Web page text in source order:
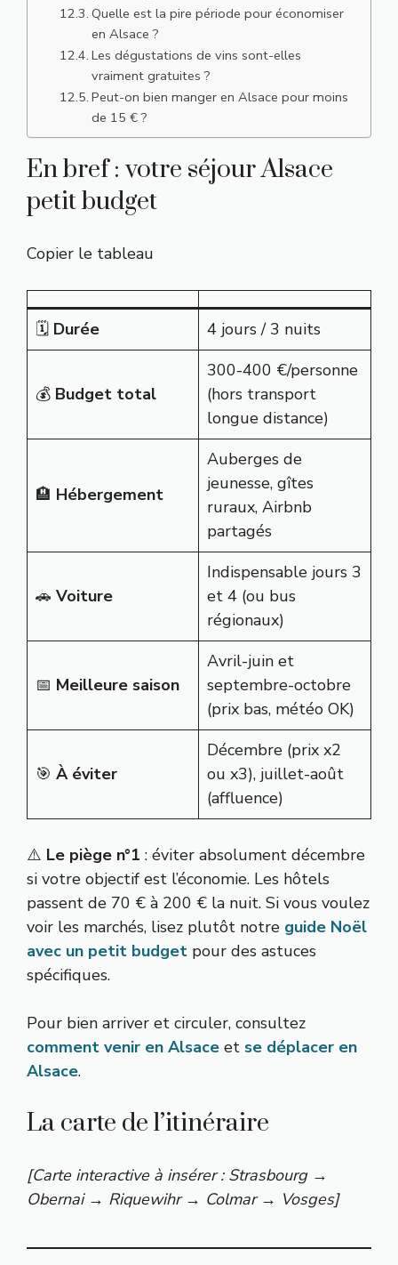
Quelle est la pire période pour économiser
en Alsace ?
Les dégustations de vins sont-elles
vraiment gratuites ?
Peut-on bien manger en Alsace pour moins
de 15 € ?
En bref : votre séjour Alsace
petit budget
Copier le tableau
🗓️ Durée 4 jours / 3 nuits
💰 Budget total
300-400 €/personne
(hors transport
longue distance)
🏨 Hébergement
Auberges de
jeunesse, gîtes
ruraux, Airbnb
partagés
🚗 Voiture
Indispensable jours 3
et 4 (ou bus
régionaux)
📅 Meilleure saison
Avril-juin et
septembre-octobre
(prix bas, météo OK)
🎯 À éviter
Décembre (prix x2
ou x3), juillet-août
(affluence)
⚠️ Le piège n°1 : éviter absolument décembre
si votre objectif est l’économie. Les hôtels
passent de 70 € à 200 € la nuit. Si vous voulez
voir les marchés, lisez plutôt notre guide Noël
avec un petit budget pour des astuces
spécifiques.
Pour bien arriver et circuler, consultez
comment venir en Alsace et se déplacer en
Alsace.
La carte de l’itinéraire
[Carte interactive à insérer : Strasbourg →
Obernai → Riquewihr → Colmar → Vosges]